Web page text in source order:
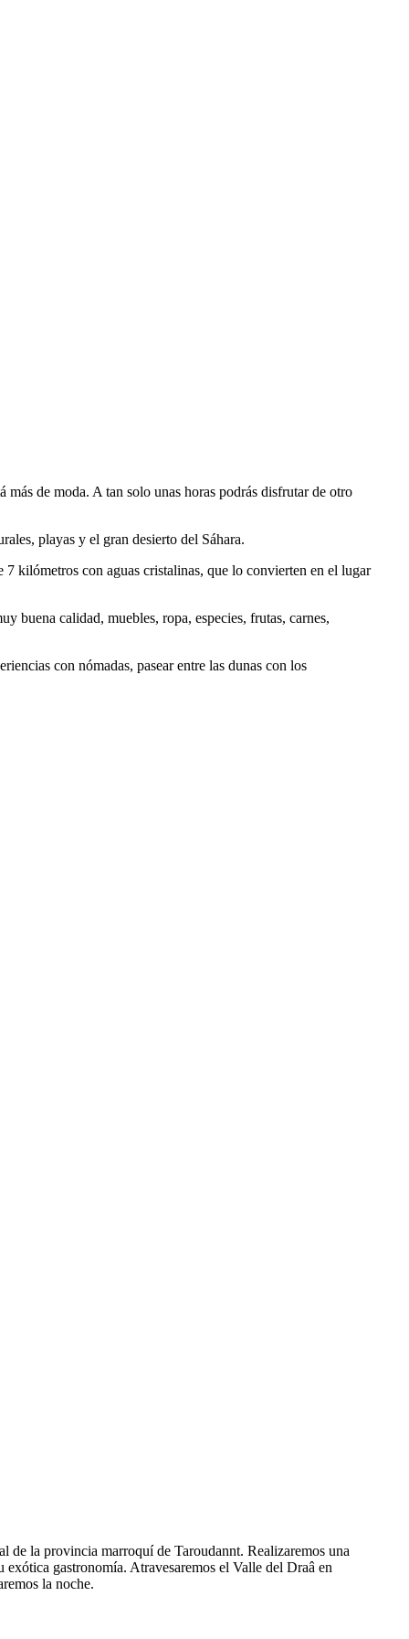
más de moda. A tan solo unas horas podrás disfrutar de otro
playas y el gran desierto del Sáhara.
kilómetros con aguas cristalinas, que lo convierten en el lugar
buena calidad, muebles, ropa, especies, frutas, carnes,
con nómadas, pasear entre las dunas con los
de la provincia marroquí de Taroudannt. Realizaremos una
gastronomía. Atravesaremos el Valle del Draâ en
la noche.